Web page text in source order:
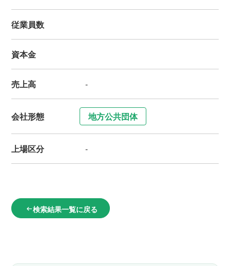
従業員数
資本金
売上高 -
会社形態 地方公共団体
上場区分 -
arrow_left_alt検索結果一覧に戻る